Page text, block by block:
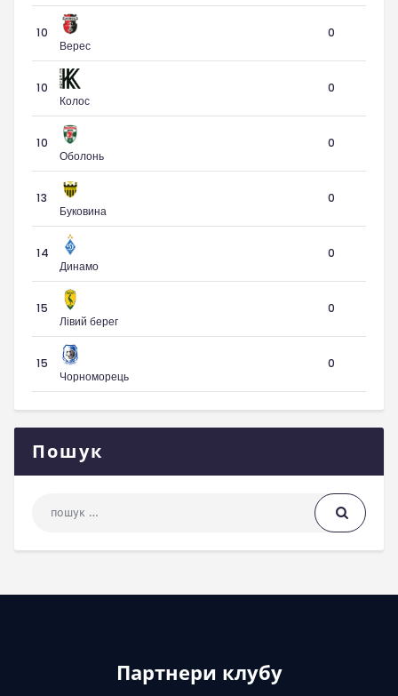
10
Верес
0
10
Колос
0
10
Оболонь
0
13
Буковина
0
14
Динамо
0
15
Лівий берег
0
15
Чорноморець
0
Пошук